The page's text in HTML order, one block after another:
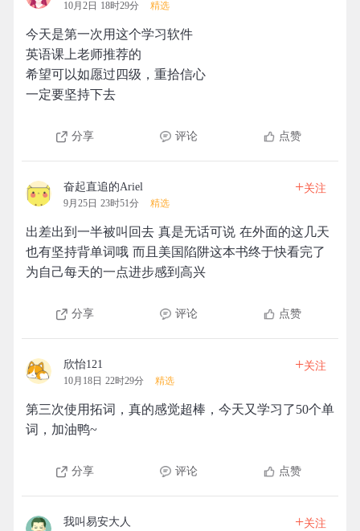
10月2日 18时29分 精选
今天是第一次用这个学习软件
英语课上老师推荐的
希望可以如愿过四级，重拾信心
一定要坚持下去
分享 评论 点赞
奋起直追的Ariel
9月25日 23时51分 精选
+关注
出差出到一半被叫回去 真是无话可说 在外面的这几天
也有坚持背单词哦 而且美国陷阱这本书终于快看完了
为自己每天的一点进步感到高兴
分享 评论 点赞
欣怡121
10月18日 22时29分 精选
+关注
第三次使用拓词，真的感觉超棒，今天又学习了50个单
词，加油鸭~
分享 评论 点赞
我叫易安大人 +关注